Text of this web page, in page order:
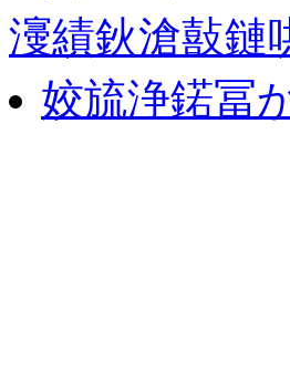
濅績鈥滄敼
姣旈浄鍩冨